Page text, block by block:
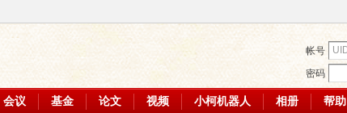
帐号
密码
会议 基金 论文 视频 小柯机器人 相册 帮助